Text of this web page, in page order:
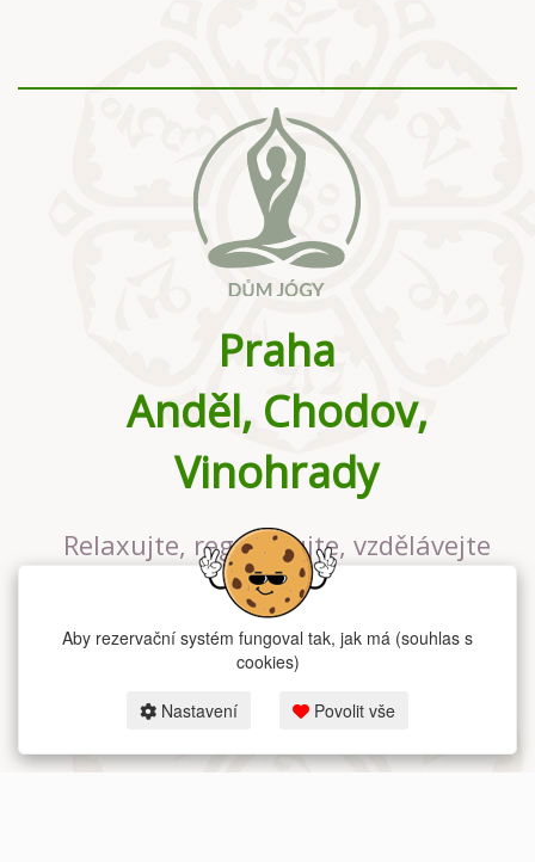
Praha
Anděl, Chodov,
Vinohrady
Relaxujte, regenerujte, vzdělávejte
se v největším jógovém studiu v
Praze
Aby rezervační systém fungoval tak, jak má (souhlas s
cookies)
Nastavení Povolit vše